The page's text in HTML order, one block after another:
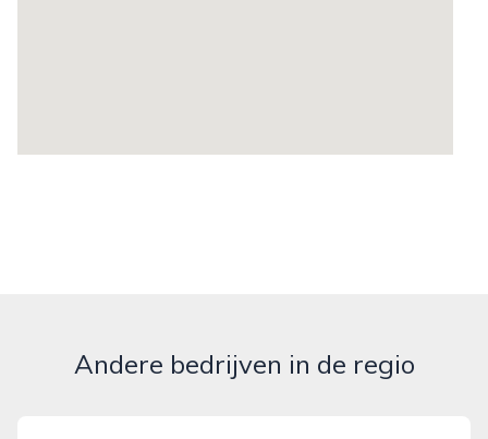
Andere bedrijven in de regio